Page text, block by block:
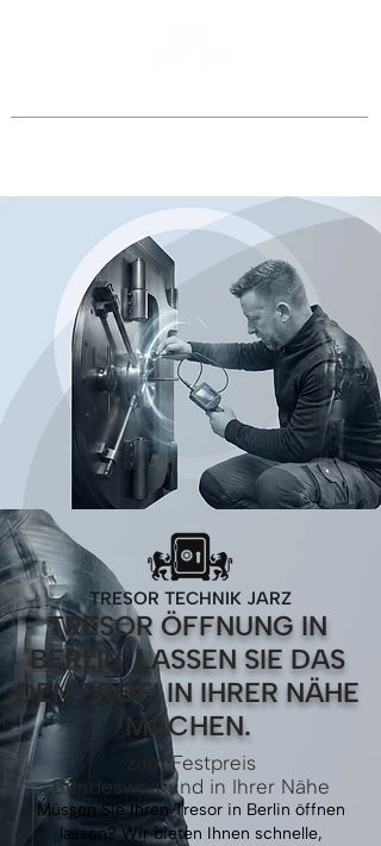
TRESOR ÖFFNUNG IN
BERLIN: LASSEN SIE DAS
DEN PROFI IN IHRER NÄHE
MACHEN.
zum Festpreis
Bundesweit und in Ihrer Nähe
Müssen Sie Ihren Tresor in Berlin öffnen
lassen? Wir bieten Ihnen schnelle,
TRESOR TECHNIK JARZ